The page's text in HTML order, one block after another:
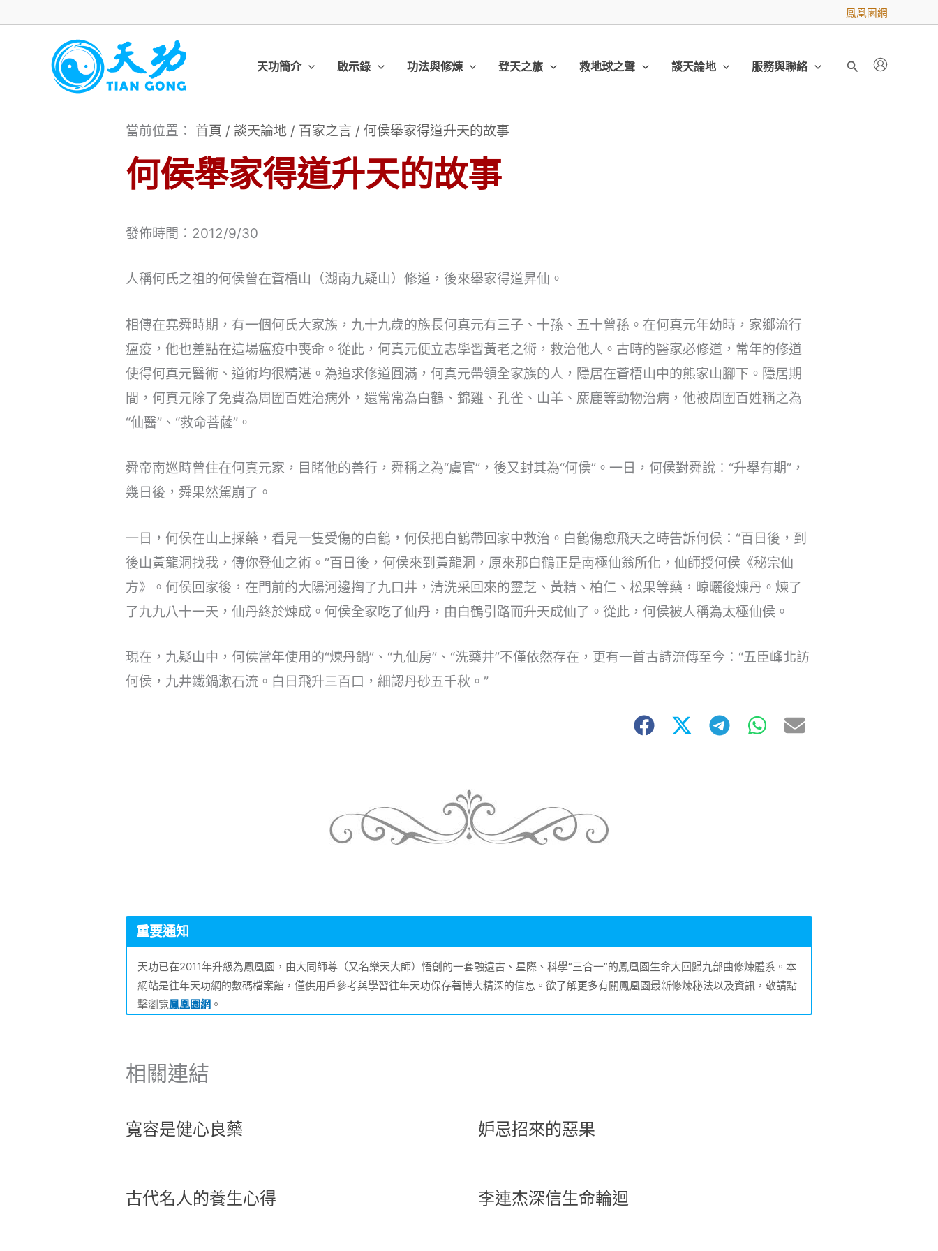
內
鳳凰園網
天功簡介 啟示錄 功法與修煉 登天之旅 救地球之聲 談天論地 服務與聯絡
搜
當前位置： 首頁 / 談天論地 / 百家之言 / 何侯舉家得道升天的故事
何侯舉家得道升天的故事
發佈時間：2012/9/30
人稱何氏之祖的何侯曾在蒼梧山（湖南九疑山）修道，後來舉家得道昇仙。
相傳在堯舜時期，有一個何氏大家族，九十九歲的族長何真元有三子、十孫、五十曾孫。在何真元年幼時，家鄉流行
瘟疫，他也差點在這場瘟疫中喪命。從此，何真元便立志學習黃老之術，救治他人。古時的醫家必修道，常年的修道
使得何真元醫術、道術均很精湛。為追求修道圓滿，何真元帶領全家族的人，隱居在蒼梧山中的熊家山腳下。隱居期
間，何真元除了免費為周圍百姓治病外，還常常為白鶴、錦雞、孔雀、山羊、麋鹿等動物治病，他被周圍百姓稱之為
“仙醫”、“救命菩薩”。
舜帝南巡時曾住在何真元家，目睹他的善行，舜稱之為“虞官”，後又封其為“何侯”。一日，何侯對舜說：“升舉有期”，
幾日後，舜果然駕崩了。
一日，何侯在山上採藥，看見一隻受傷的白鶴，何侯把白鶴帶回家中救治。白鶴傷愈飛天之時告訴何侯：“百日後，到
後山黃龍洞找我，傳你登仙之術。”百日後，何侯來到黃龍洞，原來那白鶴正是南極仙翁所化，仙師授何侯《秘宗仙
方》。何侯回家後，在門前的大陽河邊掏了九口井，清洗采回來的靈芝、黃精、柏仁、松果等藥，晾曬後煉丹。煉了
了九九八十一天，仙丹終於煉成。何侯全家吃了仙丹，由白鶴引路而升天成仙了。從此，何侯被人稱為太極仙侯。
現在，九疑山中，何侯當年使用的“煉丹鍋”、“九仙房”、“洗藥井”不僅依然存在，更有一首古詩流傳至今：“五臣峰北訪
何侯，九井鐵鍋漱石流。白日飛升三百口，細認丹砂五千秋。”
重要通知
天功已在2011年升級為鳳凰園，由大同師尊（又名樂天大師）悟創的一套融遠古、星際、科學“三合一”的鳳凰園生命大回歸九部曲修煉體系。本
網站是往年天功網的數碼檔案館，僅供用戶參考與學習往年天功保存著博大精深的信息。欲了解更多有關鳳凰園最新修煉秘法以及資訊，敬請點
擊瀏覽鳳凰園網 。
相關連結
寬容是健心良藥 妒忌招來的惡果
古代名人的養生心得 李連杰深信生命輪迴